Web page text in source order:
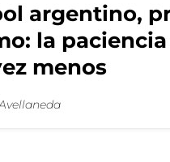
argentino,
la
menos